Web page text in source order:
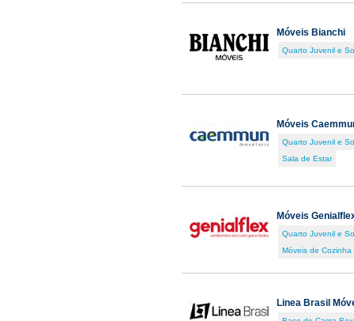
Móveis Bianchi
Quarto Juvenil e
Móveis
Quarto Juvenil e
Sala de Estar
Móveis
Quarto Juvenil e
Móveis de Cozinha
Linea Brasil